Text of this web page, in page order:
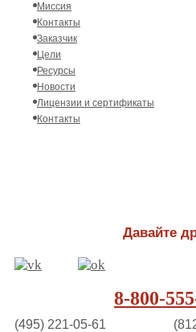
Миссия
Контакты
Заказчик
Цели
Ресурсы
Новости
Лицензии и сертификаты
Контакты
Давайте
8-800-
(495) 221-05-61